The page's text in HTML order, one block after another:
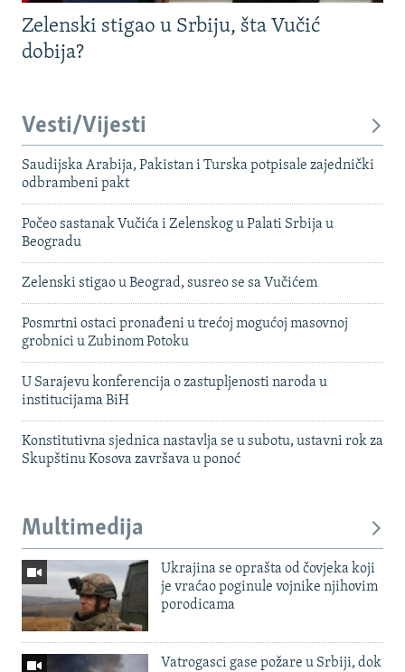
Zelenski stigao u Srbiju, šta Vučić
dobija?
Vesti/Vijesti
Saudijska Arabija, Pakistan i Turska potpisale zajednički
odbrambeni pakt
Počeo sastanak Vučića i Zelenskog u Palati Srbija u
Beogradu
Zelenski stigao u Beograd, susreo se sa Vučićem
Posmrtni ostaci pronađeni u trećoj mogućoj masovnoj
grobnici u Zubinom Potoku
U Sarajevu konferencija o zastupljenosti naroda u
institucijama BiH
Konstitutivna sjednica nastavlja se u subotu, ustavni rok za
Skupštinu Kosova završava u ponoć
Multimedija
Ukrajina se oprašta od čovjeka koji
je vraćao poginule vojnike njihovim
porodicama
Vatrogasci gase požare u Srbiji, dok